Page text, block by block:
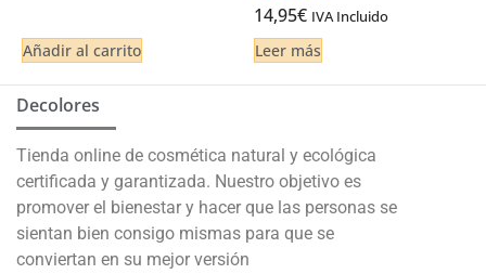
Añadir al carrito
Valorado
4.75
de 5
14,95€ IVA Incluido
Leer más
Decolores
Tienda online de cosmética natural y ecológica
certificada y garantizada. Nuestro objetivo es
promover el bienestar y hacer que las personas se
sientan bien consigo mismas para que se
conviertan en su mejor versión